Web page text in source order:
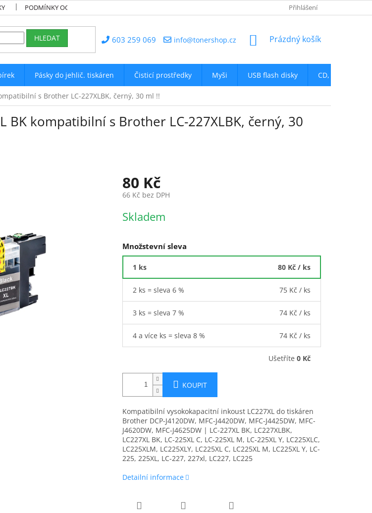
PODMÍNKY OCHRANY OSOBNÍCH ÚDAJŮ Přihlášení
HLEDAT 603 259 069 info@tonershop.cz
NÁKUPNÍ
Prázdný košík
Pásky do jehlič. tiskáren Čisticí prostředky Myši USB flash disky CD, DVD
s Brother LC-227XLBK, černý, 30 ml !!
BK kompatibilní s Brother LC-227XLBK, černý, 30
80 Kč
66 Kč bez DPH
cena:
Skladem
Množstevní sleva
1 ks 80 Kč / ks
2 ks = sleva 6 % 75 Kč / ks
3 ks = sleva 7 % 74 Kč / ks
4 a více ks = sleva 8 % 74 Kč / ks
Ušetříte 0 Kč
KOUPIT
Kompatibilní vysokokapacitní inkoust LC227XL do tiskáren
Brother DCP-J4120DW, MFC-J4420DW, MFC-J4425DW, MFC-
J4620DW, MFC-J4625DW | LC-227XL BK, LC227XLBK,
LC227XL BK, LC-225XL C, LC-225XL M, LC-225XL Y, LC225XLC,
LC225XLM, LC225XLY, LC225XL C, LC225XL M, LC225XL Y, LC-
225, 225XL, LC-227, 227xl, LC227, LC225
Detailní informace